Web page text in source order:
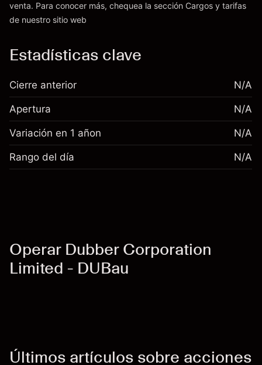
Cargos
venta. Para conocer más, chequea la sección Cargos y tarifas
de nuestro sitio web
Estadísticas clave
Cierre anterior N/A
Apertura N/A
Variación en 1 añon N/A
Rango del día N/A
Operar Dubber Corporation
Limited - DUBau
Últimos artículos sobre acciones